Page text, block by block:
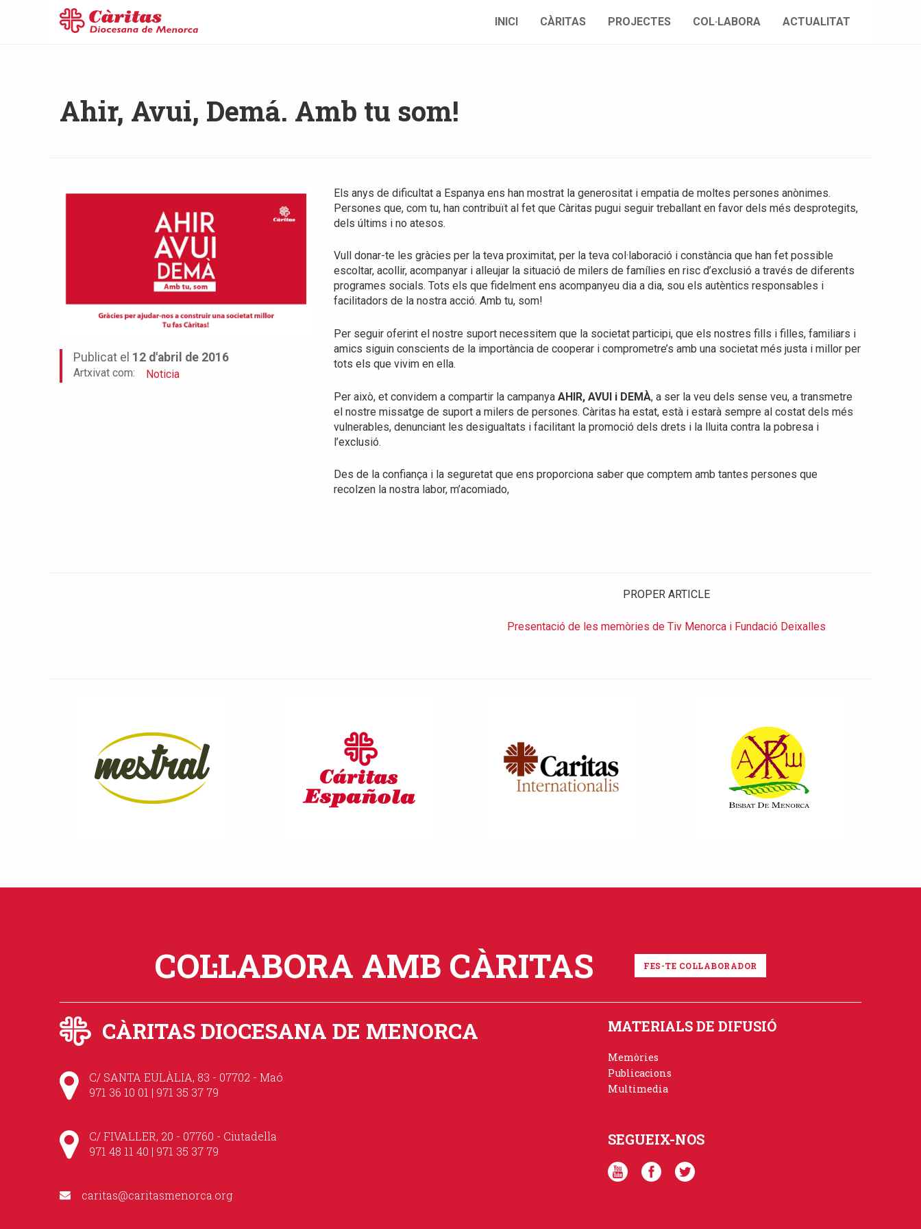
INICI CÀRITAS PROJECTES COL·LABORA ACTUALITAT
Ahir, Avui, Demá. Amb tu som!
Publicat el 12 d'abril de 2016
Artxivat com: Noticia
Els anys de dificultat a Espanya ens han mostrat la generositat i empatia de moltes persones anònimes.
Persones que, com tu, han contribuït al fet que Càritas pugui seguir treballant en favor dels més desprotegits,
dels últims i no atesos.
Vull donar-te les gràcies per la teva proximitat, per la teva col·laboració i constància que han fet possible
escoltar, acollir, acompanyar i alleujar la situació de milers de famílies en risc d’exclusió a través de diferents
programes socials. Tots els que fidelment ens acompanyeu dia a dia, sou els autèntics responsables i
facilitadors de la nostra acció. Amb tu, som!
Per seguir oferint el nostre suport necessitem que la societat participi, que els nostres fills i filles, familiars i
amics siguin conscients de la importància de cooperar i comprometre’s amb una societat més justa i millor per
tots els que vivim en ella.
Per això, et convidem a compartir la campanya AHIR, AVUI i DEMÀ, a ser la veu dels sense veu, a transmetre
el nostre missatge de suport a milers de persones. Càritas ha estat, està i estarà sempre al costat dels més
vulnerables, denunciant les desigualtats i facilitant la promoció dels drets i la lluita contra la pobresa i
l’exclusió.
Des de la confiança i la seguretat que ens proporciona saber que comptem amb tantes persones que
recolzen la nostra labor, m’acomiado,
PROPER ARTICLE
Presentació de les memòries de Tiv Menorca i Fundació Deixalles
COL·LABORA AMB CÀRITAS FES-TE COL·LABORADOR
CÀRITAS DIOCESANA DE MENORCA
C/ SANTA EULÀLIA, 83 - 07702 - Maó
971 36 10 01 | 971 35 37 79
C/ FIVALLER, 20 - 07760 - Ciutadella
971 48 11 40 | 971 35 37 79
caritas@caritasmenorca.org
MATERIALS DE DIFUSIÓ
Memòries
Publicacions
Multimedia
SEGUEIX-NOS